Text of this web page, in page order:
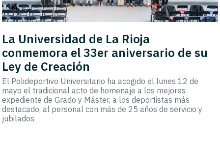
La Universidad de La Rioja
conmemora el 33er aniversario de su
Ley de Creación
El Polideportivo Universitario ha acogido el lunes 12 de
mayo el tradicional acto de homenaje a los mejores
expediente de Grado y Máster, a los deportistas más
destacado, al personal con más de 25 años de servicio y
jubilados